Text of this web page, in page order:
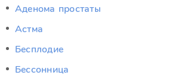
Аденома простаты
Астма
Бесплодие
Бессонница